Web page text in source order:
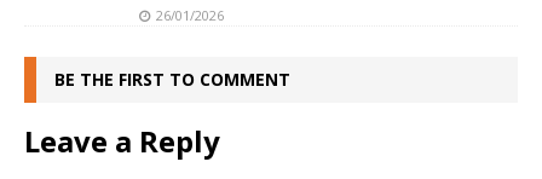
26/01/2026
BE THE FIRST TO COMMENT
Leave a Reply